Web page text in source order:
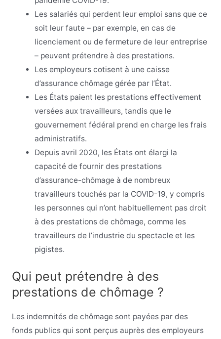
Les salariés qui perdent leur emploi sans que ce
soit leur faute – par exemple, en cas de
licenciement ou de fermeture de leur entreprise
– peuvent prétendre à des prestations.
Les employeurs cotisent à une caisse
d’assurance chômage gérée par l’État.
Les États paient les prestations effectivement
versées aux travailleurs, tandis que le
gouvernement fédéral prend en charge les frais
administratifs.
Depuis avril 2020, les États ont élargi la
capacité de fournir des prestations
d’assurance-chômage à de nombreux
travailleurs touchés par la COVID-19, y compris
les personnes qui n’ont habituellement pas droit
à des prestations de chômage, comme les
travailleurs de l’industrie du spectacle et les
pigistes.
Qui peut prétendre à des
prestations de chômage ?
Les indemnités de chômage sont payées par des
fonds publics qui sont perçus auprès des employeurs